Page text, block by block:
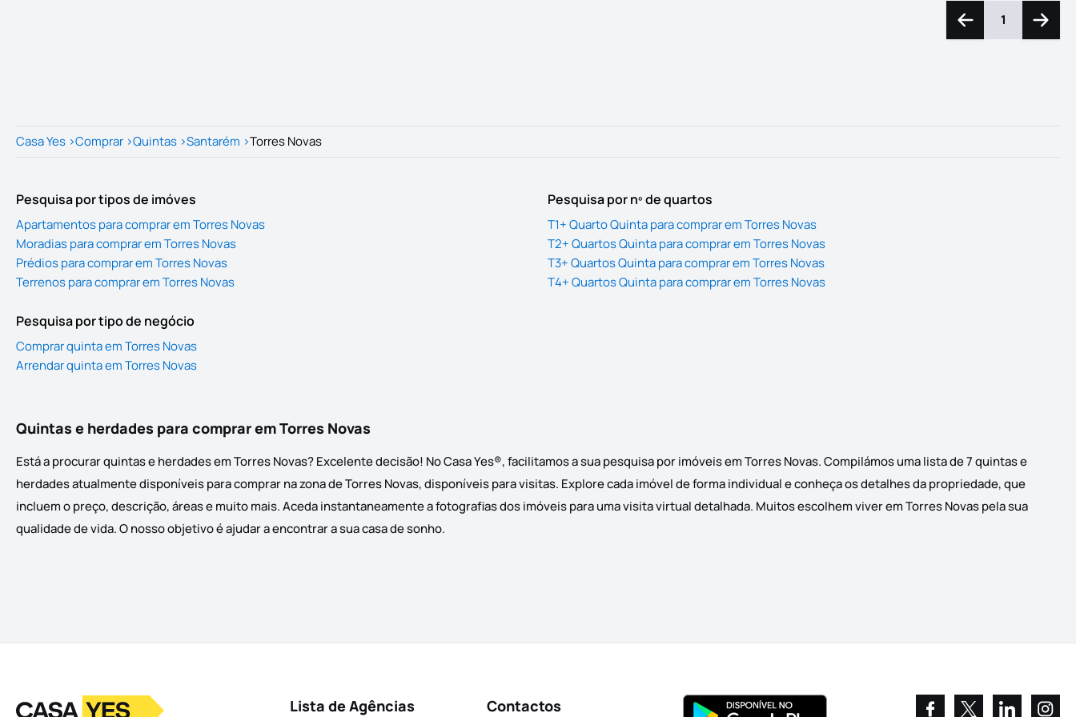
Navegação para a
1
Casa Yes >Comprar >Quintas >Santarém >Torres Novas
Pesquisa por tipos de imóves
Apartamentos para comprar em Torres Novas
Moradias para comprar em Torres Novas
Prédios para comprar em Torres Novas
Terrenos para comprar em Torres Novas
Pesquisa por nº de quartos
T1+ Quarto Quinta para comprar em Torres Novas
T2+ Quartos Quinta para comprar em Torres Novas
T3+ Quartos Quinta para comprar em Torres Novas
T4+ Quartos Quinta para comprar em Torres Novas
Pesquisa por tipo de negócio
Comprar quinta em Torres Novas
Arrendar quinta em Torres Novas
Quintas e herdades para comprar em Torres Novas
Está a procurar quintas e herdades em Torres Novas? Excelente decisão! No Casa Yes®, facilitamos a sua pesquisa por imóveis em Torres Novas. Compilámos uma lista de 7 quintas e
herdades atualmente disponíveis para comprar na zona de Torres Novas, disponíveis para visitas. Explore cada imóvel de forma individual e conheça os detalhes da propriedade, que
incluem o preço, descrição, áreas e muito mais. Aceda instantaneamente a fotografias dos imóveis para uma visita virtual detalhada. Muitos escolhem viver em Torres Novas pela sua
qualidade de vida. O nosso objetivo é ajudar a encontrar a sua casa de sonho.
LogoIr para a homepage Lista de Agências Contactos